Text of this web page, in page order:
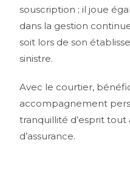
souscription ; il joue
dans la gestion
soit lors de son
sinistre.
Avec le courtier,
accompagnement
tranquillité d’esprit
d’assurance.